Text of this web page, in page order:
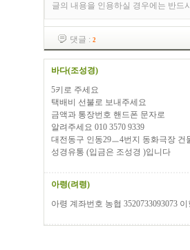
글의 내용을 인용하실 경우에는 반드
댓글 : 2
바다(조성경)
5키로 주세요
택배비 선불로 보내주세요
금액과 통장번호 핸드폰 문자로
알려주세요 010 3570 9339
대전동구 인동29ㅡ4번지 동화극장 건
성경유통 (입금은 조성경 )입니다
아령(려령)
아령 계좌번호 농협 3520733093073